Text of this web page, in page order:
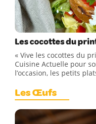
Les cocottes du
« Vive les cocottes du
Cuisine Actuelle pour
l’occasion, les petits
Les Œufs